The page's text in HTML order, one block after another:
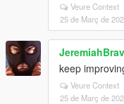
Veure Context
25 de Març de
keep
Veure Context
25 de Març de